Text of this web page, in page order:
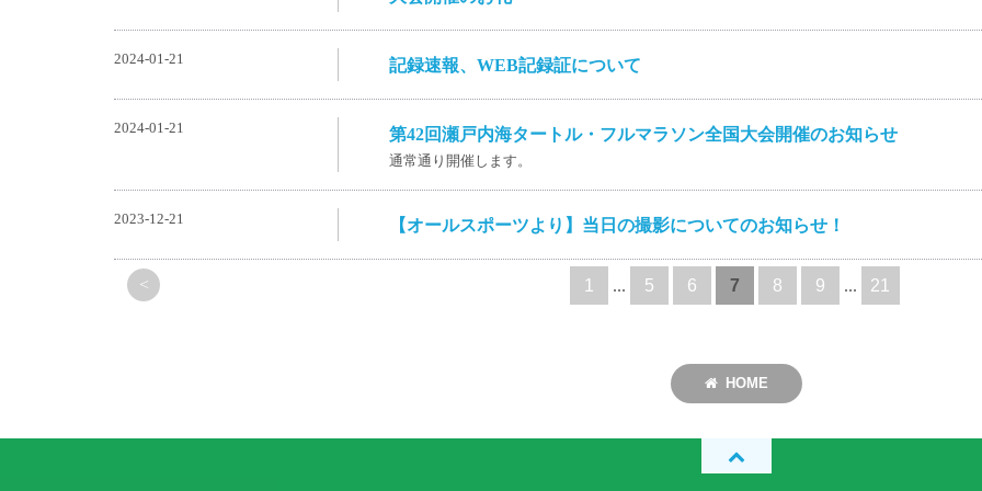
2024-01-21 記録速報、WEB記録証について
2024-01-21 第42回瀬戸内海タートル・フルマラソン全国大会開催のお知らせ
通常通り開催します。
2023-12-21 【オールスポーツより】当日の撮影についてのお知らせ！
< 1 ... 5 6 7 8 9 ... 21
HOME